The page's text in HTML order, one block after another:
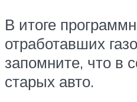
В итоге
отработавших
запомните, что в
старых авто.